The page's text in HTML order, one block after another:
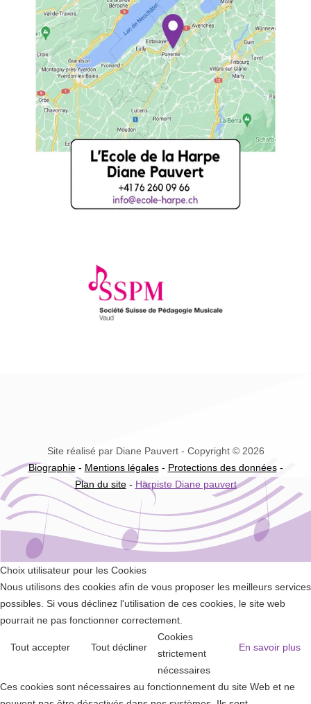
Site réalisé par Diane Pauvert - Copyright © 2026
Biographie- Mentions légales- Protections des données-
Plan du site- Harpiste Diane pauvert
Choix utilisateur pour les Cookies
Nous utilisons des cookies afin de vous proposer les meilleurs services
possibles. Si vous déclinez l'utilisation de ces cookies, le site web
pourrait ne pas fonctionner correctement.
Tout accepter Tout décliner En savoir plus
Cookies
strictement
nécessaires
Ces cookies sont nécessaires au fonctionnement du site Web et ne